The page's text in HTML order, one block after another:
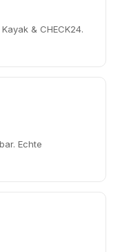
& CHECK24.
Echte